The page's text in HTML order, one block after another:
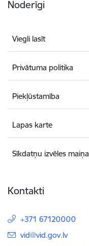
Noderīgi
Viegli lasīt
Privātuma politika
Piekļūstamība
Lapas karte
Sīkdatņu izvēles maiņa
Kontakti
+371 67120000
E-pasts:
vid@vid.gov.lv